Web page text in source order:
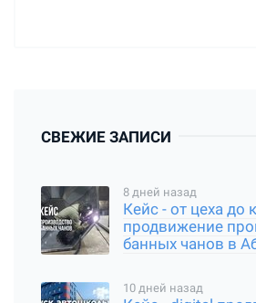
СВЕЖИЕ ЗАПИСИ
8 дней назад
Кейс - от цеха до
продвижение
банных чанов в
10 дней назад